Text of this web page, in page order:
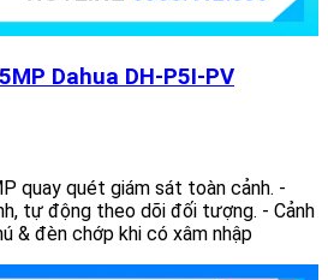
Dahua DH-P5I-PV
quay quét giám sát toàn cảnh. -
tự động theo dõi đối tượng. - Cảnh
& đèn chớp khi có xâm nhập